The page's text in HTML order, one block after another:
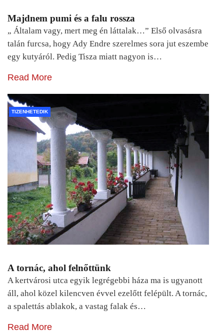
Majdnem pumi és a falu rossza
„ Általam vagy, mert meg én láttalak…” Első olvasásra
talán furcsa, hogy Ady Endre szerelmes sora jut eszembe
egy kutyáról. Pedig Tisza miatt nagyon is…
Read More
TIZENHETEDIK
A tornác, ahol felnőttünk
A kertvárosi utca egyik legrégebbi háza ma is ugyanott
áll, ahol közel kilencven évvel ezelőtt felépült. A tornác,
a spalettás ablakok, a vastag falak és…
Read More